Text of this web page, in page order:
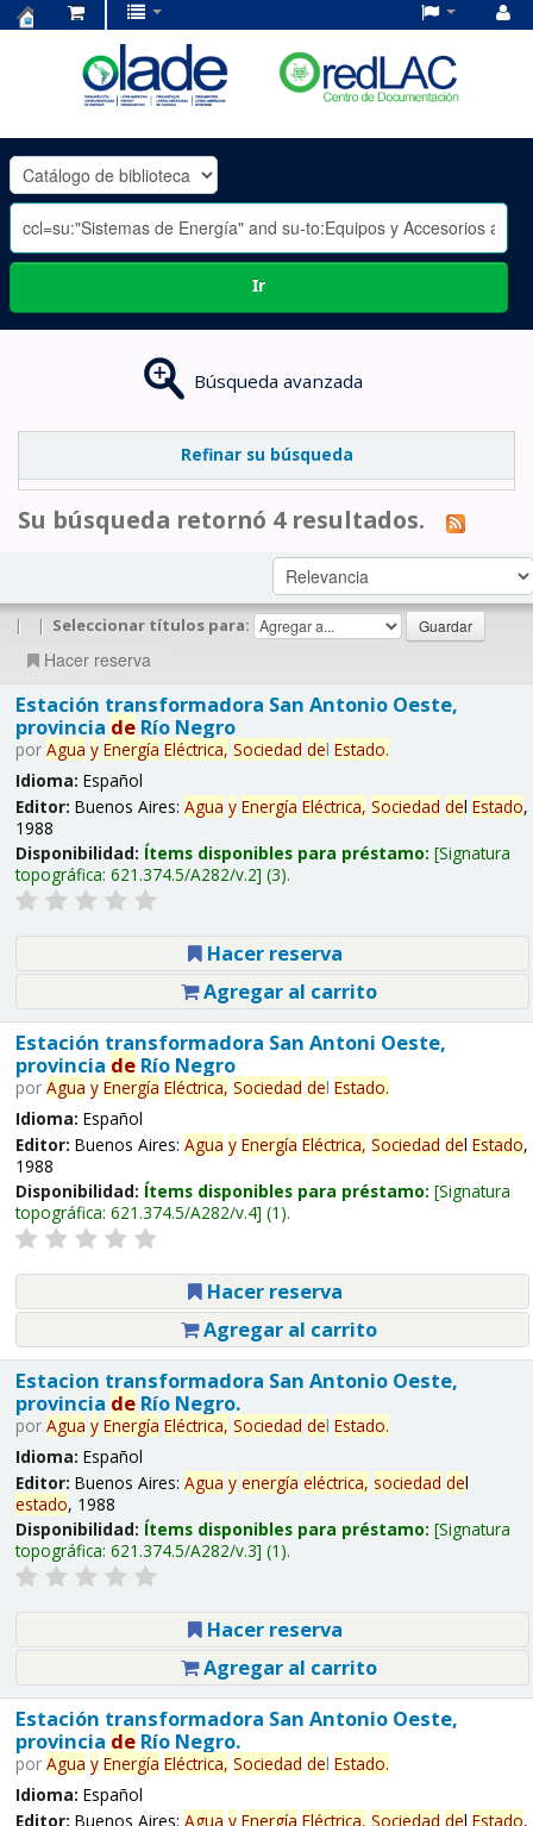
OLADE
-
Ir
Búsqueda avanzada
Refinar su búsqueda
Su búsqueda retornó 4 resultados.
| | Seleccionar títulos para:
Hacer reserva
Estación transformadora San Antonio Oeste,
provincia deRío Negro
por Agua y Energía Eléctrica, Sociedad del Estado.
Idioma: Español
Editor: Buenos Aires: Agua y Energía Eléctrica, Sociedad del Estado,
1988
Disponibilidad: Ítems disponibles para préstamo: Signatura
topográfica: 621.374.5/A282/v.2 (3).
Hacer reserva
Agregar al carrito
Estación transformadora San Antoni Oeste,
provincia deRío Negro
por Agua y Energía Eléctrica, Sociedad del Estado.
Idioma: Español
Editor: Buenos Aires: Agua y Energía Eléctrica, Sociedad del Estado,
1988
Disponibilidad: Ítems disponibles para préstamo: Signatura
topográfica: 621.374.5/A282/v.4 (1).
Hacer reserva
Agregar al carrito
Estacion transformadora San Antonio Oeste,
provincia deRío Negro.
por Agua y Energía Eléctrica, Sociedad del Estado.
Idioma: Español
Editor: Buenos Aires: Agua y energía eléctrica, sociedad del
estado, 1988
Disponibilidad: Ítems disponibles para préstamo: Signatura
topográfica: 621.374.5/A282/v.3 (1).
Hacer reserva
Agregar al carrito
Estación transformadora San Antonio Oeste,
provincia deRío Negro.
por Agua y Energía Eléctrica, Sociedad del Estado.
Idioma: Español
Editor: Buenos Aires: Agua y Energía Eléctrica, Sociedad del Estado,